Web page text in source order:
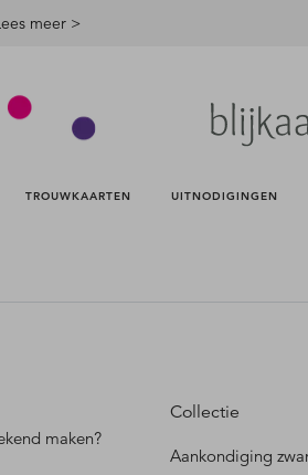
meer >
TROUWKAARTEN UITNODIGINGEN
maken?
Collectie
Aankondiging